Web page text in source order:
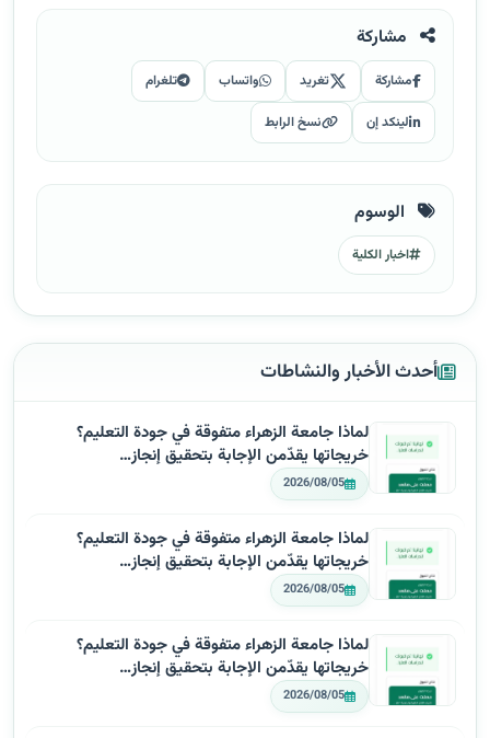
مشاركة
مشاركة تغريد واتساب تلغرام
لينكد إن نسخ الرابط
الوسوم
اخبار الكلية
أحدث الأخبار والنشاطات
لماذا جامعة الزهراء متفوقة في جودة التعليم؟
خريجاتها يقدّمن الإجابة بتحقيق إنجاز…
2026/08/05
لماذا جامعة الزهراء متفوقة في جودة التعليم؟
خريجاتها يقدّمن الإجابة بتحقيق إنجاز…
2026/08/05
لماذا جامعة الزهراء متفوقة في جودة التعليم؟
خريجاتها يقدّمن الإجابة بتحقيق إنجاز…
2026/08/05